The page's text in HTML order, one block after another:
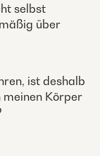
selbst
über
ist deshalb
meinen Körper